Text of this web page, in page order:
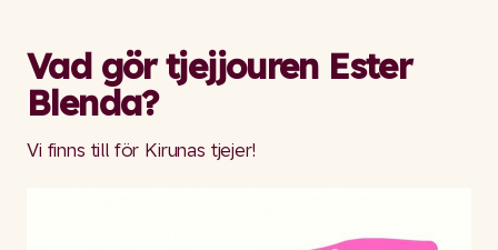
Vad gör tjejjouren Ester
Blenda?
Vi finns till för Kirunas tjejer!